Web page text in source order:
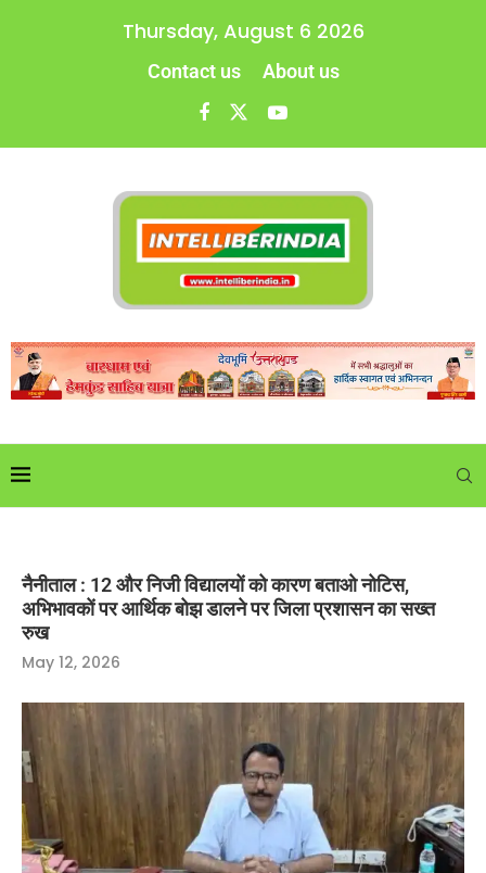
Thursday, August 6 2026
Contact us About us
नैनीताल : 12 और निजी विद्यालयों को कारण बताओ नोटिस,
अभिभावकों पर आर्थिक बोझ डालने पर जिला प्रशासन का सख्त
रुख
May 12, 2026